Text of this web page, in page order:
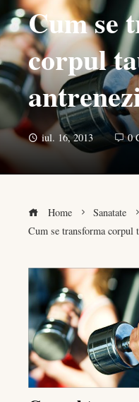
Cum se
corpul
iul. 16, 2013 0
Home
Sanatate
Cum se transforma corpul